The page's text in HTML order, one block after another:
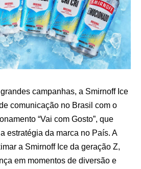
campanhas, a Smirnoff Ice
comunicação no Brasil com o
“Vai com Gosto”, que
estratégia da marca no País. A
a Smirnoff Ice da geração Z,
em momentos de diversão e